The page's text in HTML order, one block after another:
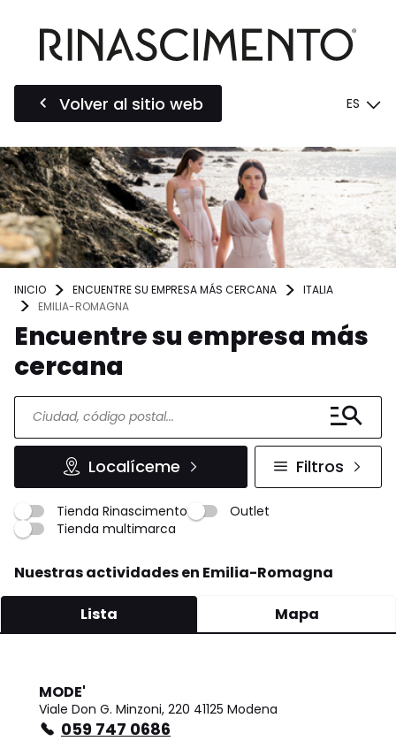
Volver al sitio web ES
INICIO ENCUENTRE SU EMPRESA MÁS CERCANA
ITALIA
EMILIA-ROMAGNA
Encuentre su empresa más
cercana
Localíceme Filtros
Tienda Rinascimento
Outlet
Tienda multimarca
Nuestras actividades en Emilia-Romagna
Lista Mapa
MODE'
Viale Don G. Minzoni, 220 41125 Modena
059 747 0686